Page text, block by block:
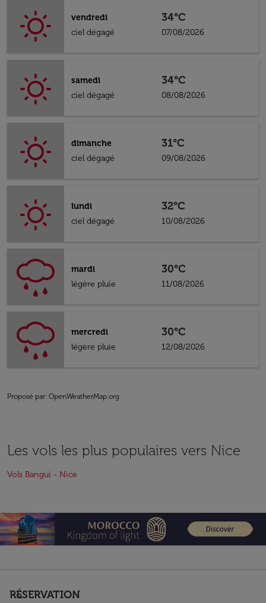
vendredi
ciel dégagé
34°C
07/08/2026
samedi
ciel dégagé
34°C
08/08/2026
dimanche
ciel dégagé
31°C
09/08/2026
lundi
ciel dégagé
32°C
10/08/2026
mardi
légère pluie
30°C
11/08/2026
mercredi
légère pluie
30°C
12/08/2026
Proposé par: OpenWeatherMap.org
Les vols les plus populaires vers Nice
Vols Bangui - Nice
RÉSERVATION
keyboard_arrow_down